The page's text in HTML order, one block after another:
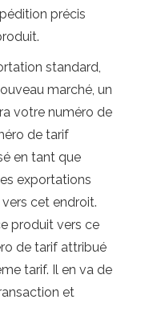
précis
standard,
marché, un
votre numéro de
de tarif
en tant que
exportations
cet endroit.
produit vers ce
de tarif attribué
tarif. Il en va de
et